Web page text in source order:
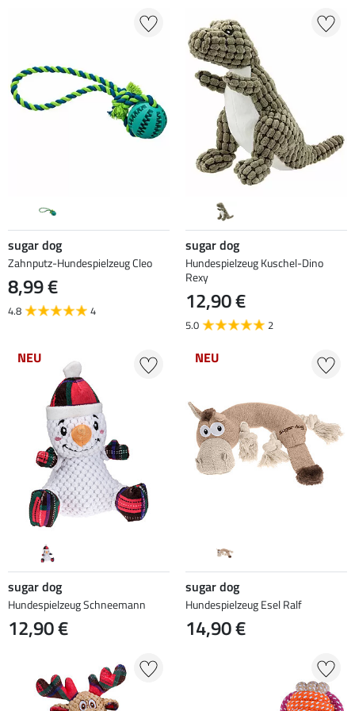
sugar dog
Zahnputz-Hundespielzeug Cleo
8,99 €
4.8 4
sugar dog
Hundespielzeug Kuschel-Dino
Rexy
12,90 €
5.0 2
NEU
sugar dog
Hundespielzeug Schneemann
12,90 €
NEU
sugar dog
Hundespielzeug Esel Ralf
14,90 €